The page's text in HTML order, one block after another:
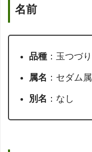
名前
品種：玉つづり
属名 ：セダム属
別名 ：なし